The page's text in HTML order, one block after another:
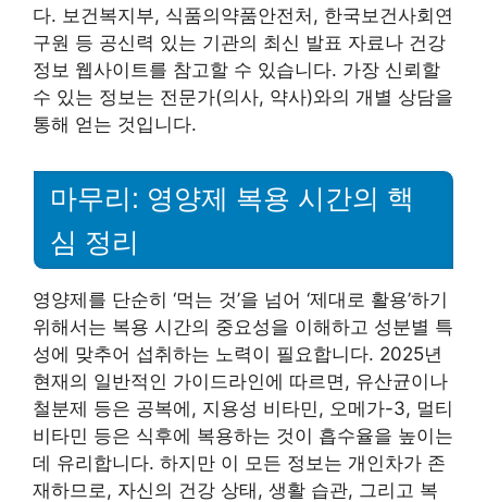
다. 보건복지부, 식품의약품안전처, 한국보건사회연
구원 등 공신력 있는 기관의 최신 발표 자료나 건강
정보 웹사이트를 참고할 수 있습니다. 가장 신뢰할
수 있는 정보는 전문가(의사, 약사)와의 개별 상담을
통해 얻는 것입니다.
마무리: 영양제 복용 시간의 핵
심 정리
영양제를 단순히 ‘먹는 것’을 넘어 ‘제대로 활용’하기
위해서는 복용 시간의 중요성을 이해하고 성분별 특
성에 맞추어 섭취하는 노력이 필요합니다. 2025년
현재의 일반적인 가이드라인에 따르면, 유산균이나
철분제 등은 공복에, 지용성 비타민, 오메가-3, 멀티
비타민 등은 식후에 복용하는 것이 흡수율을 높이는
데 유리합니다. 하지만 이 모든 정보는 개인차가 존
재하므로, 자신의 건강 상태, 생활 습관, 그리고 복